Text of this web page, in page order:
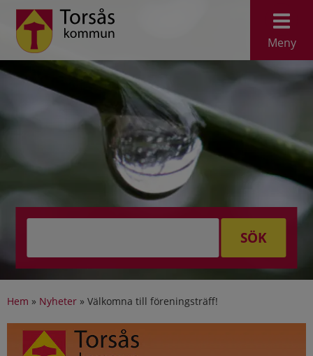
Meny
SÖK
Hem » Nyheter » Välkomna till föreningsträff!